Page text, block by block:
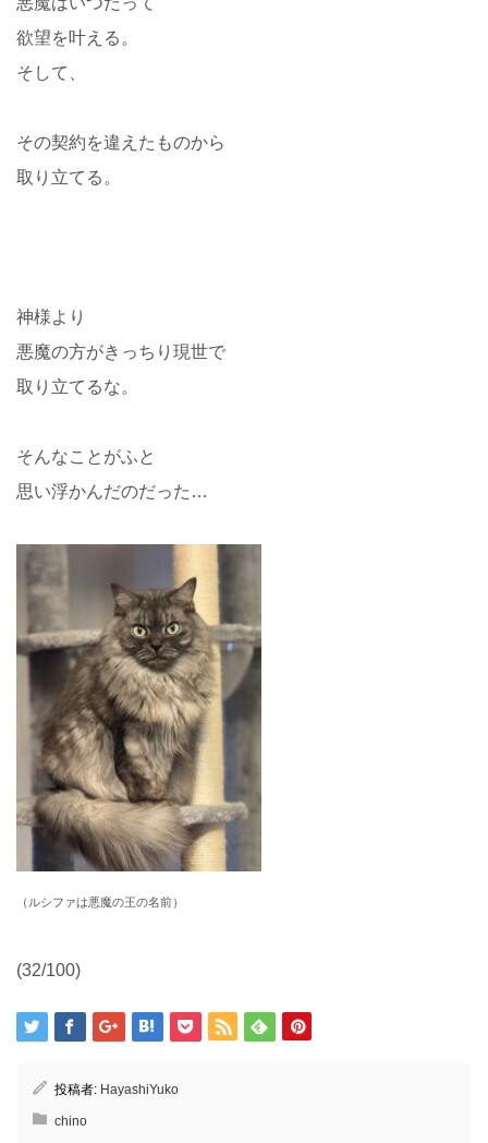
欲望を叶える。
そして、
その契約を違えたものから
取り立てる。
神様より
悪魔の方がきっちり現世で
取り立てるな。
そんなことがふと
思い浮かんだのだった…
（ルシファは悪魔の王の名前）
(32/100)
投稿者: HayashiYuko
chino